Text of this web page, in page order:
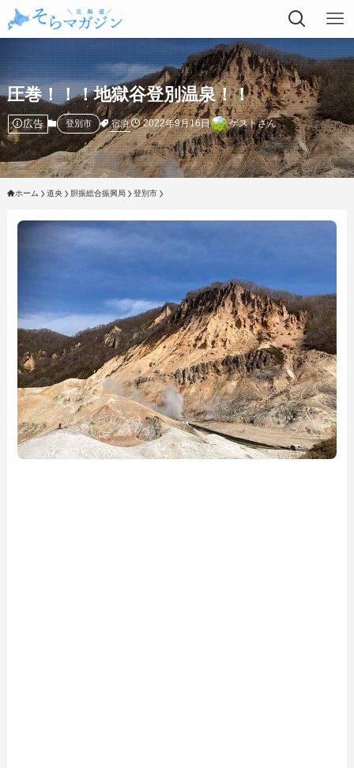
圧巻！！！地獄谷登別温泉！！
広告 登別市 宿泊 2022年9月16日 ゲストさん
ホーム 道央 胆振総合振興局 登別市